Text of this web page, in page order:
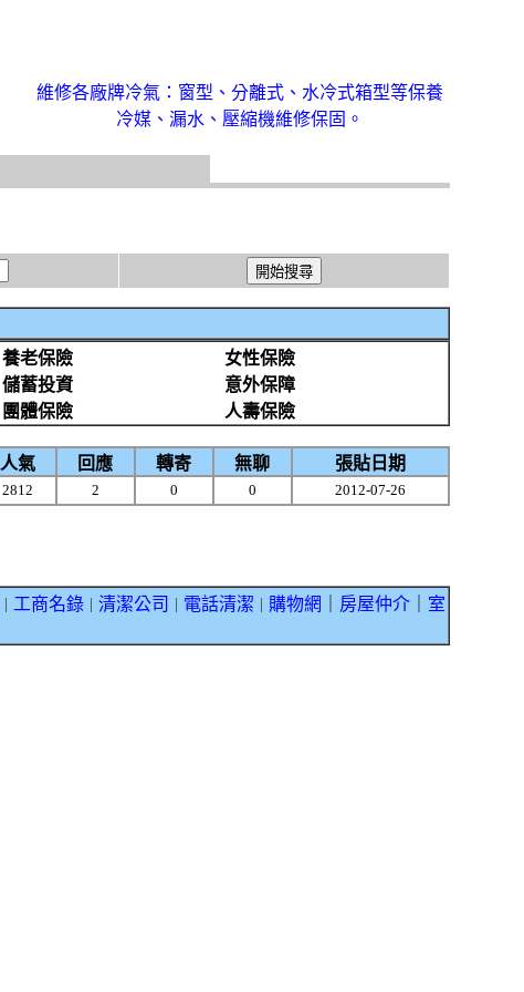
維修各廠牌冷氣：窗型、分離式、水冷式箱型等保養
冷媒、漏水、壓縮機維修保固。
養老保險
女性保險
儲蓄投資
意外保障
團體保險 人壽保險
人氣 回應 轉寄 無聊
張貼日期
2812 2 0 0 2012-07-26
工商名錄｜ 清潔公司 電話清潔 購物網 房屋仲介｜ 室